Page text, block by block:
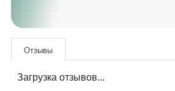
Отзывы
Загрузка отзывов...